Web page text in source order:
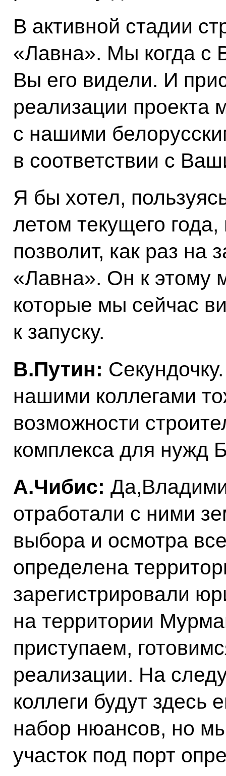
В активной стадии
«Лавна». Мы когда с
Вы его видели. И
реализации проекта
с нашими
в соответствии с
Я бы хотел,
летом текущего
позволит, как раз на
«Лавна». Он к этому
которые мы сейчас
к запуску.
В.Путин:
нашими коллегами
возможности
комплекса для нужд
А.Чибис:
отработали с ними
выбора и осмотра
определена
зарегистрировали
на территории
приступаем,
реализации. На
коллеги будут
набор нюансов, но
участок под порт